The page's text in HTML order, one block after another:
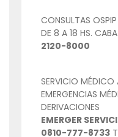
CONSULTAS OSPIP
DE 8 A 18 HS.
2120-8000
SERVICIO MÉDICO
EMERGENCIAS
DERIVACIONES
EMERGER
0810-777-8733